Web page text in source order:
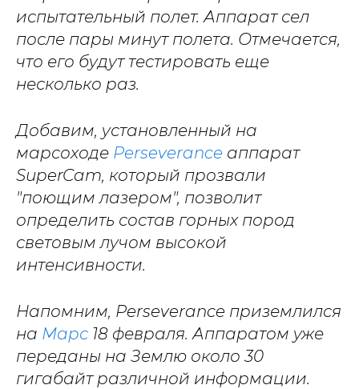
испытательный полет. Аппарат сел
после пары минут полета. Отмечается,
что его будут тестировать еще
несколько раз.
Добавим, установленный на
марсоходе Perseverance аппарат
SuperCam, который прозвали
"поющим лазером", позволит
определить состав горных пород
световым лучом высокой
интенсивности.
Напомним, Perseverance приземлился
на Марс 18 февраля. Аппаратом уже
переданы на Землю около 30
гигабайт различной информации.